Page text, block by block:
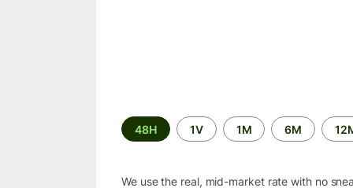
Time
period
48H 1V 1M 6M
We use the real, mid-market rate with no